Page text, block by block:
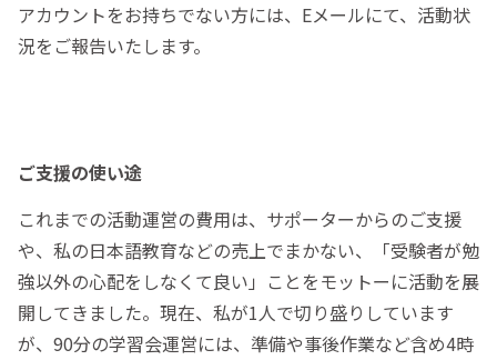
アカウントをお持ちでない方には、Eメールにて、活動状
況をご報告いたします。
ご支援の使い途
これまでの活動運営の費用は、サポーターからのご支援
や、私の日本語教育などの売上でまかない、「受験者が勉
強以外の心配をしなくて良い」ことをモットーに活動を展
開してきました。現在、私が1人で切り盛りしています
が、90分の学習会運営には、準備や事後作業など含め4時